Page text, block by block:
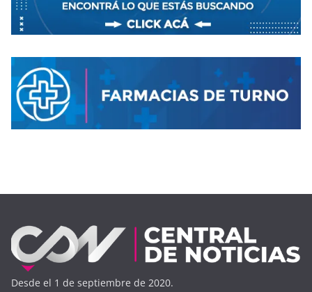
Desde el 1 de septiembre de 2020.